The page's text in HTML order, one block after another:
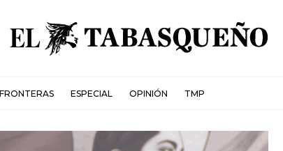
FRONTERAS ESPECIAL OPINIÓN TMP